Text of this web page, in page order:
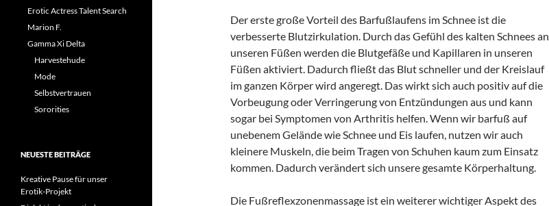
Der erste große Vorteil des Barfußlaufens im Schnee ist die
verbesserte Blutzirkulation. Durch das Gefühl des kalten Schnees an
unseren Füßen werden die Blutgefäße und Kapillaren in unseren
Füßen aktiviert. Dadurch fließt das Blut schneller und der Kreislauf
im ganzen Körper wird angeregt. Das wirkt sich auch positiv auf die
Vorbeugung oder Verringerung von Entzündungen aus und kann
sogar bei Symptomen von Arthritis helfen. Wenn wir barfuß auf
unebenem Gelände wie Schnee und Eis laufen, nutzen wir auch
kleinere Muskeln, die beim Tragen von Schuhen kaum zum Einsatz
kommen. Dadurch verändert sich unsere gesamte Körperhaltung.
Die Fußreflexzonenmassage ist ein weiterer wichtiger Aspekt des
Erotic Actress Talent Search
Marion F.
Gamma Xi Delta
Harvestehude
Mode
Selbstvertrauen
Sororities
NEUESTE BEITRÄGE
Kreative Pause für unser
Erotik-Projekt